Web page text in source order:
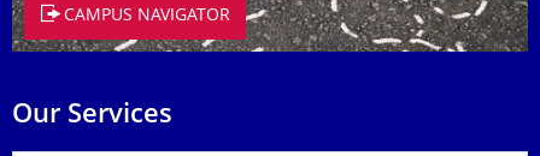
CAMPUS NAVIGATOR
Our Services